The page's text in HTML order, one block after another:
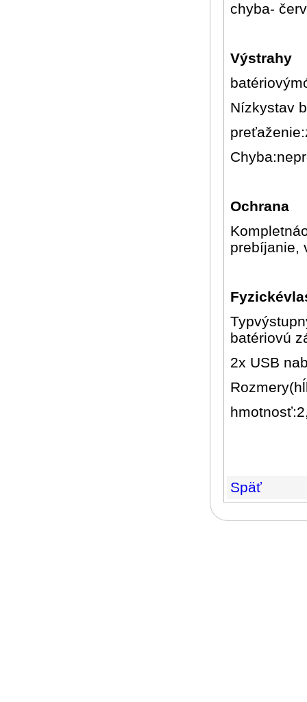
chyba-
Výstrahy
Nízkystav
Ochrana
prebíjanie,
batériovú
2x USB
Späť